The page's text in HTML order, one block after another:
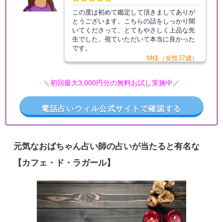
この度は初めて鑑定して頂きましてありが
とうございます。こちらの話をしっかり聞
いてくださって、とてもやさしく上品な先
生でした。視ていただいて本当に良かった
です。
M様（女性37歳）
＼初回最大3,000円分の無料お試し実施中／
電話占いウィル公式サイトで確認する
元気なおばちゃん占い師の占いが当たると有名な
【カフェ・ド・ラガール】